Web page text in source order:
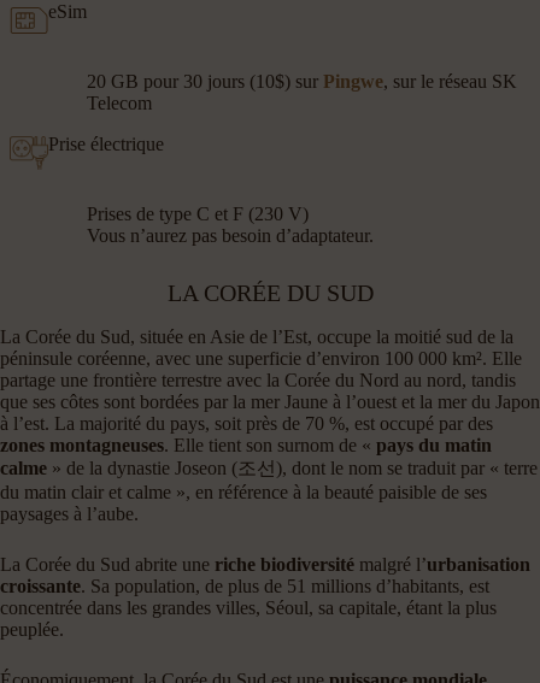
eSim
20 GB pour 30 jours (10$) sur Pingwe, sur le réseau SK
Telecom
Prise électrique
Prises de type C et F (230 V)
Vous n’aurez pas besoin d’adaptateur.
LA CORÉE DU SUD
La Corée du Sud, située en Asie de l’Est, occupe la moitié sud de la
péninsule coréenne, avec une superficie d’environ 100 000 km². Elle
partage une frontière terrestre avec la Corée du Nord au nord, tandis
que ses côtes sont bordées par la mer Jaune à l’ouest et la mer du Japon
à l’est. La majorité du pays, soit près de 70 %, est occupé par des
zones montagneuses. Elle tient son surnom de « pays du matin
calme » de la dynastie Joseon (조선), dont le nom se traduit par « terre
du matin clair et calme », en référence à la beauté paisible de ses
paysages à l’aube.
La Corée du Sud abrite une riche biodiversité malgré l’urbanisation
croissante. Sa population, de plus de 51 millions d’habitants, est
concentrée dans les grandes villes, Séoul, sa capitale, étant la plus
peuplée.